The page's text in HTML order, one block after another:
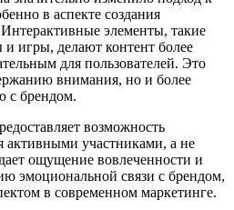
в аспекте создания
элементы, такие
и игры, делают контент более
для пользователей. Это
внимания, но и более
с брендом.
возможность
активными участниками, а не
ощущение вовлеченности и
эмоциональной связи с брендом,
в современном маркетинге.